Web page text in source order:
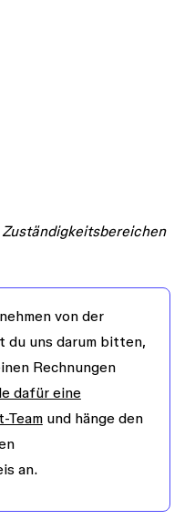
von der
uns darum bitten,
Rechnungen
dafür eine
Teamund hänge den
an.